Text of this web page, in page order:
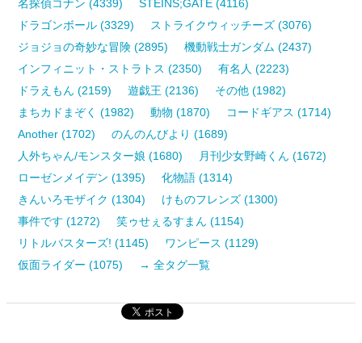
名探偵コナン (4339)
STEINS;GATE (4116)
ドラゴンボール (3329)
ストライクウィッチーズ (3076)
ジョジョの奇妙な冒険 (2895)
機動戦士ガンダム (2437)
インフィニット・ストラトス (2350)
有名人 (2223)
ドラえもん (2159)
遊戯王 (2136)
その他 (1982)
まちカドまぞく (1982)
動物 (1870)
コードギアス (1714)
Another (1702)
のんのんびより (1689)
人外ちゃん/モンスター娘 (1680)
月刊少女野崎くん (1672)
ローゼンメイデン (1395)
化物語 (1314)
きんいろモザイク (1304)
けものフレンズ (1300)
事件です (1272)
笑ゥせぇるすまん (1154)
リトルバスターズ! (1145)
ワンピース (1129)
仮面ライダー (1075)
→ 全タグ一覧